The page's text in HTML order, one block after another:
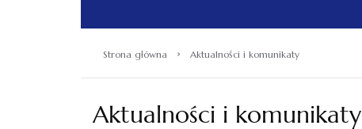
Strona główna › Aktualności i komunikaty
Aktualności i komunikaty